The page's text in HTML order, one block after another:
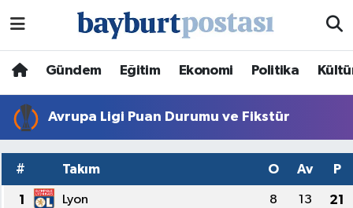
Gündem Eğitim Ekonomi Politika
Avrupa Ligi Puan Durumu ve Fikstür
# Takım O Av P
1 Lyon 8 13 21
Hava Durumu
Namaz Vakitleri